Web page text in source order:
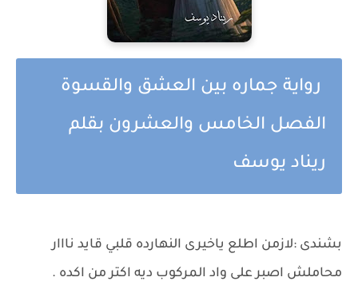
رواية جماره بين العشق والقسوة
الفصل الخامس والعشرون بقلم
ريناد يوسف
بشندى :لازمن اطلع ياخيرى النهارده قلبي قايد نااار
محاملش اصبر على واد المركوب ديه اكتر من اكده .